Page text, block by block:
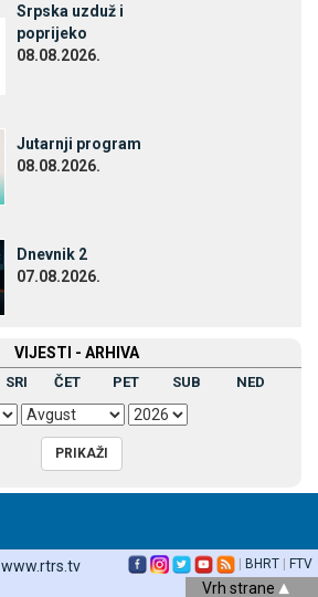
Srpska uzduž i
poprijeko
08.08.2026.
Јutarnji program
08.08.2026.
Dnevnik 2
07.08.2026.
VIЈESTI - ARHIVA
SRI ČET PET SUB NED
www.rtrs.tv | BHRT | FTV
Vrh strane